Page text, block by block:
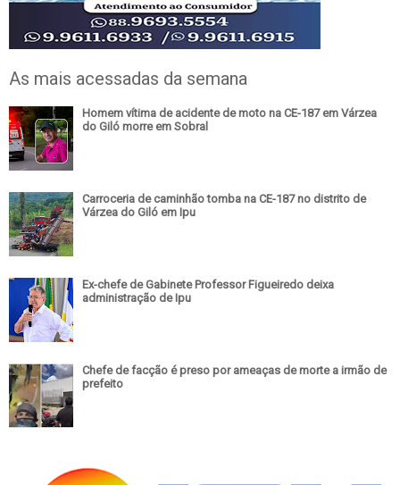
As mais acessadas da semana
Homem vítima de acidente de moto na CE-187 em Várzea
do Giló morre em Sobral
Carroceria de caminhão tomba na CE-187 no distrito de
Várzea do Giló em Ipu
Ex-chefe de Gabinete Professor Figueiredo deixa
administração de Ipu
Chefe de facção é preso por ameaças de morte a irmão de
prefeito